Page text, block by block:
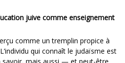
juive comme enseignement
comme un tremplin propice à
qui connaît le judaïsme est